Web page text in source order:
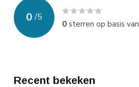
0 /5
0sterren op basis van
Recent bekeken